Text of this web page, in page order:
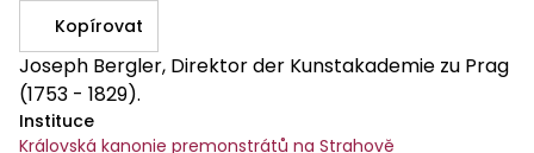
Kopírovat
Joseph Bergler, Direktor der Kunstakademie zu Prag
(1753 - 1829).
Instituce
Královská kanonie premonstrátů na Strahově